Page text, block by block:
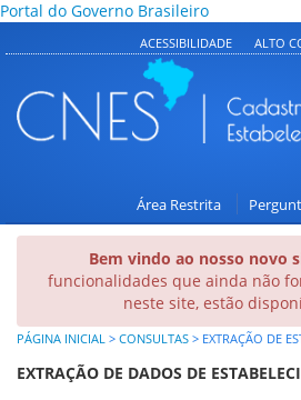
Portal do Governo Brasileiro
ACESSIBILIDADE ALTO
Área Restrita
Bem vindo ao nosso novo
funcionalidades que ainda não
neste site, estão
PÁGINA INICIAL > CONSULTAS > EXTRAÇÃO DE
EXTRAÇÃO DE DADOS DE